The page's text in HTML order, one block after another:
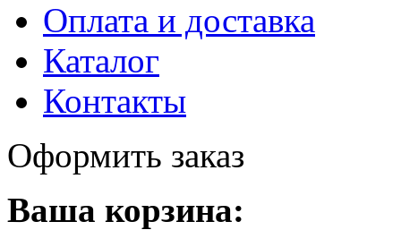
Оплата и доставка
Каталог
Контакты
Оформить заказ
Ваша корзина: